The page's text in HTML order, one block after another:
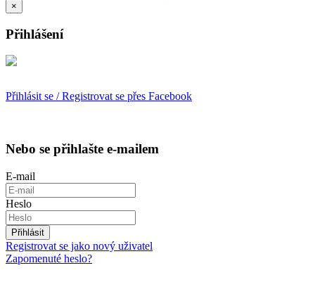
×
Přihlášení
Přihlásit se / Registrovat se přes Facebook
Nebo se přihlašte e-mailem
E-mail
Heslo
Přihlásit
Registrovat se jako nový uživatel
Zapomenuté heslo?